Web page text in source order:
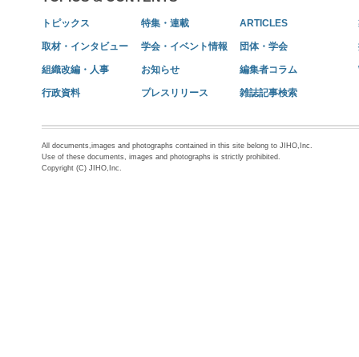
トピックス 特集・連載 ARTICLES
取材・インタビュー 学会・イベント情報 団体・学会
組織改編・人事 お知らせ 編集者コラム
行政資料 プレスリリース 雑誌記事検索
All documents,images and photographs contained in this site belong to JIHO,Inc.
Use of these documents, images and photographs is strictly prohibited.
Copyright (C) JIHO,Inc.